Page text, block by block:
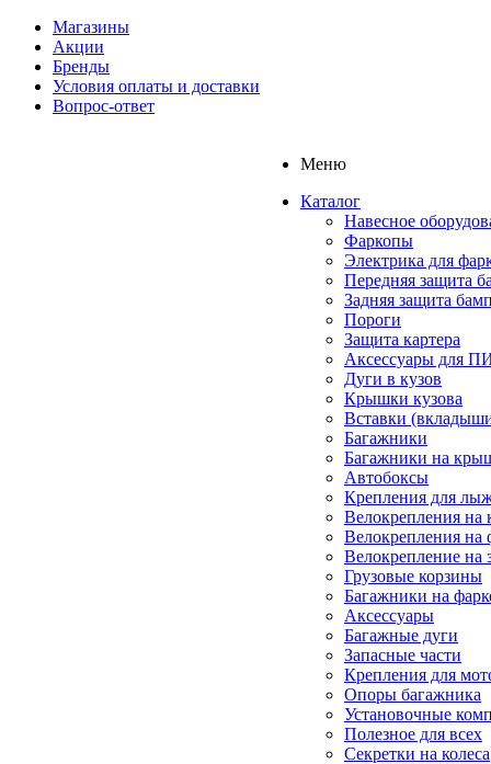
Магазины
Акции
Бренды
Условия оплаты и доставки
Вопрос-ответ
Меню
Каталог
Навесное
Фаркопы
Электрика для
Передняя защита
Задняя защита
Пороги
Защита картера
Аксессуары для
Дуги в кузов
Крышки кузова
Вставки
Багажники
Багажники на
Автобоксы
Крепления для
Велокрепления
Велокрепления на
Велокрепление на
Грузовые корзины
Багажники на
Аксессуары
Багажные дуги
Запасные части
Крепления для
Опоры багажника
Установочные
Полезное для всех
Секретки на колеса